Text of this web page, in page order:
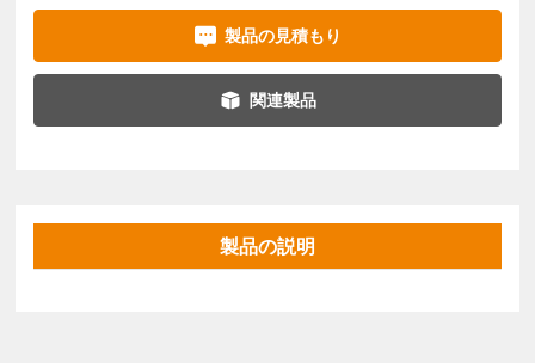
製品の見積もり
関連製品
製品の説明